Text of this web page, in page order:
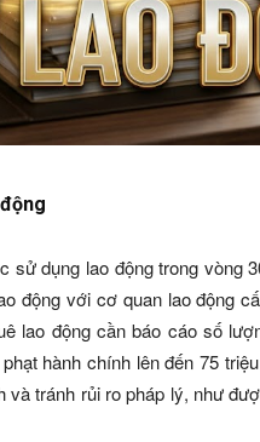
sử dụng lao động trong vòng
động với cơ quan lao động
lao động cần báo cáo số
hành chính lên đến 75
tránh rủi ro pháp lý, như